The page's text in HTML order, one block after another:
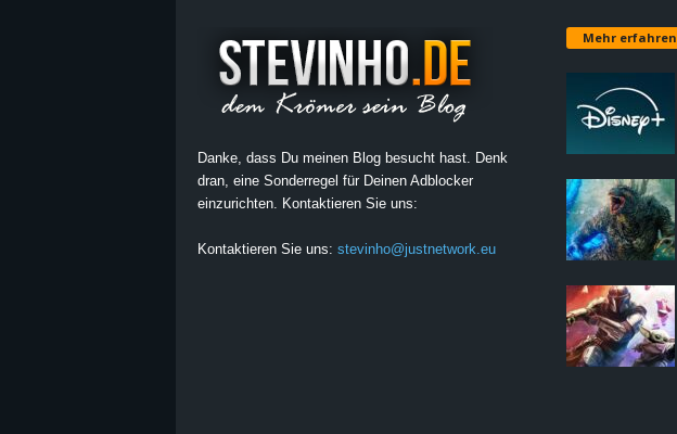
Danke, dass Du meinen Blog besucht hast. Denk
dran, eine Sonderregel für Deinen Adblocker
einzurichten. Kontaktieren Sie uns:
Kontaktieren Sie uns: stevinho@justnetwork.eu
Mehr erfahren